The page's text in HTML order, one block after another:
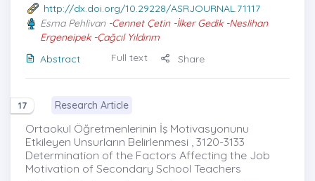
http://dx.doi.org/10.29228/ASRJOURNAL.71117
Esma Pehlivan-Cennet Çetin -İlker Gedik -Neslihan
Ergeneipek -Çağcıl Yıldırım
Abstract
Full text Share
17 Research Article
Ortaokul Öğretmenlerinin İş Motivasyonunu
Etkileyen Unsurların Belirlenmesi , 3120-3133
Determination of the Factors Affecting the Job
Motivation of Secondary School Teachers